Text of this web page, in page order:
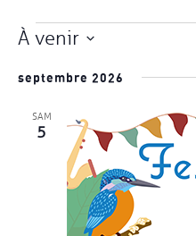
ÉVÈNEMENTS
À venir
une
date.
septembre 2026
SAM
5